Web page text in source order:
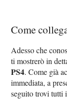
Come
Adesso che
ti mostrerò in
PS4. Come già
immediata, a
seguito trovi tutti